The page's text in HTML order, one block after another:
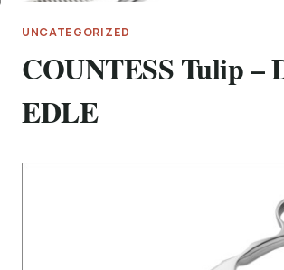
UNCATEGORIZED
COUNTESS Tulip –
EDLE